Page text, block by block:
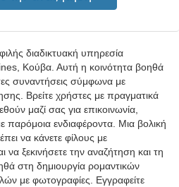
διαδικτυακή υπηρεσία
Κούβα. Αυτή η κοινότητα βοηθά
συναντήσεις σύμφωνα με
Βρείτε χρήστες με πραγματικά
μαζί σας για επικοινωνία,
παρόμοια ενδιαφέροντα. Μια βολική
να κάνετε φίλους με
να ξεκινήσετε την αναζήτηση και τη
στη δημιουργία ρομαντικών
με φωτογραφίες. Εγγραφείτε